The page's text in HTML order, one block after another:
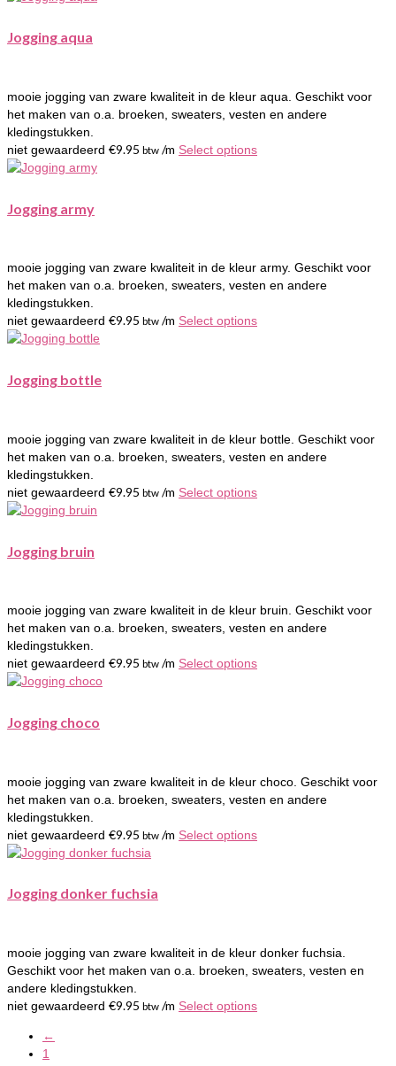
Jogging aqua
mooie jogging van zware kwaliteit in de kleur aqua. Geschikt voor
het maken van o.a. broeken, sweaters, vesten en andere
kledingstukken.
niet gewaardeerd €9.95 btw /m Select options
Jogging army
mooie jogging van zware kwaliteit in de kleur army. Geschikt voor
het maken van o.a. broeken, sweaters, vesten en andere
kledingstukken.
niet gewaardeerd €9.95 btw /m Select options
Jogging bottle
mooie jogging van zware kwaliteit in de kleur bottle. Geschikt voor
het maken van o.a. broeken, sweaters, vesten en andere
kledingstukken.
niet gewaardeerd €9.95 btw /m Select options
Jogging bruin
mooie jogging van zware kwaliteit in de kleur bruin. Geschikt voor
het maken van o.a. broeken, sweaters, vesten en andere
kledingstukken.
niet gewaardeerd €9.95 btw /m Select options
Jogging choco
mooie jogging van zware kwaliteit in de kleur choco. Geschikt voor
het maken van o.a. broeken, sweaters, vesten en andere
kledingstukken.
niet gewaardeerd €9.95 btw /m Select options
Jogging donker fuchsia
mooie jogging van zware kwaliteit in de kleur donker fuchsia.
Geschikt voor het maken van o.a. broeken, sweaters, vesten en
andere kledingstukken.
niet gewaardeerd €9.95 btw /m Select options
←
1